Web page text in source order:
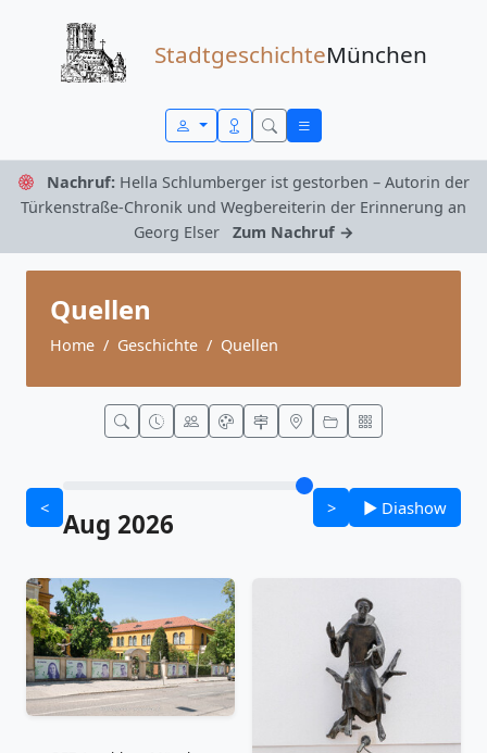
StadtgeschichteMünchen
Nachruf: Hella Schlumberger ist gestorben – Autorin der
Türkenstraße-Chronik und Wegbereiterin der Erinnerung an
Georg Elser
Zum Nachruf →
Quellen
Home Geschichte Quellen
< Aug 2026 > ▶ Diashow